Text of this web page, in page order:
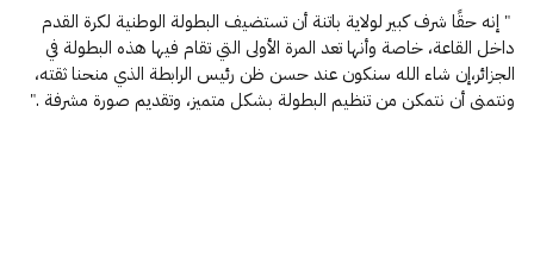
" إنه حقًا شرف كبير لولاية باتنة أن تستضيف البطولة الوطنية لكرة القدم
داخل القاعة، خاصة وأنها تعد المرة الأولى التي تقام فيها هذه البطولة في
الجزائر،إن شاء الله سنكون عند حسن ظن رئيس الرابطة الذي منحنا ثقته،
ونتمنى أن نتمكن من تنظيم البطولة بشكل متميز، وتقديم صورة مشرفة ."